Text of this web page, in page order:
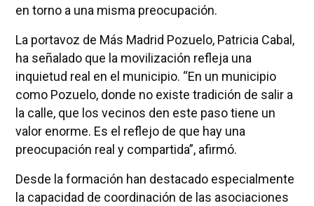
en torno a una misma preocupación.
La portavoz de Más Madrid Pozuelo, Patricia Cabal,
ha señalado que la movilización refleja una
inquietud real en el municipio. “En un municipio
como Pozuelo, donde no existe tradición de salir a
la calle, que los vecinos den este paso tiene un
valor enorme. Es el reflejo de que hay una
preocupación real y compartida”, afirmó.
Desde la formación han destacado especialmente
la capacidad de coordinación de las asociaciones